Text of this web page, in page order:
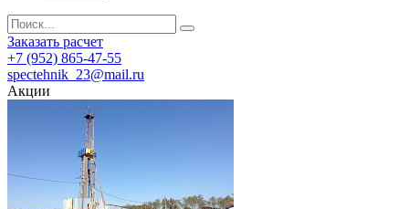
Заказать расчет
+7 (952) 865-47-55
spectehnik_23@mail.ru
Акции